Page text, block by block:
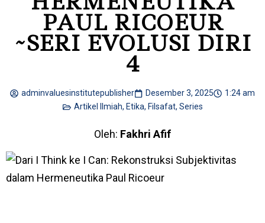
PAUL RICOEUR
~SERI EVOLUSI DIRI
4
adminvaluesinstitutepublisher Desember 3, 2025
1:24 am
Artikel Ilmiah, Etika, Filsafat, Series
Oleh: Fakhri Afif